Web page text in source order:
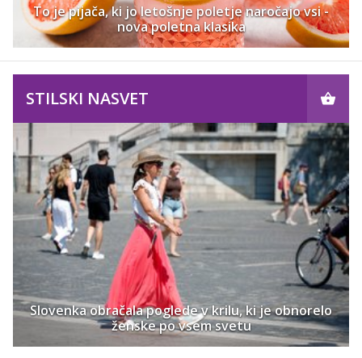
To je pijača, ki jo letošnje poletje naročajo vsi -
nova poletna klasika
STILSKI NASVET
Slovenka obračala poglede v krilu, ki je obnorelo
ženske po vsem svetu